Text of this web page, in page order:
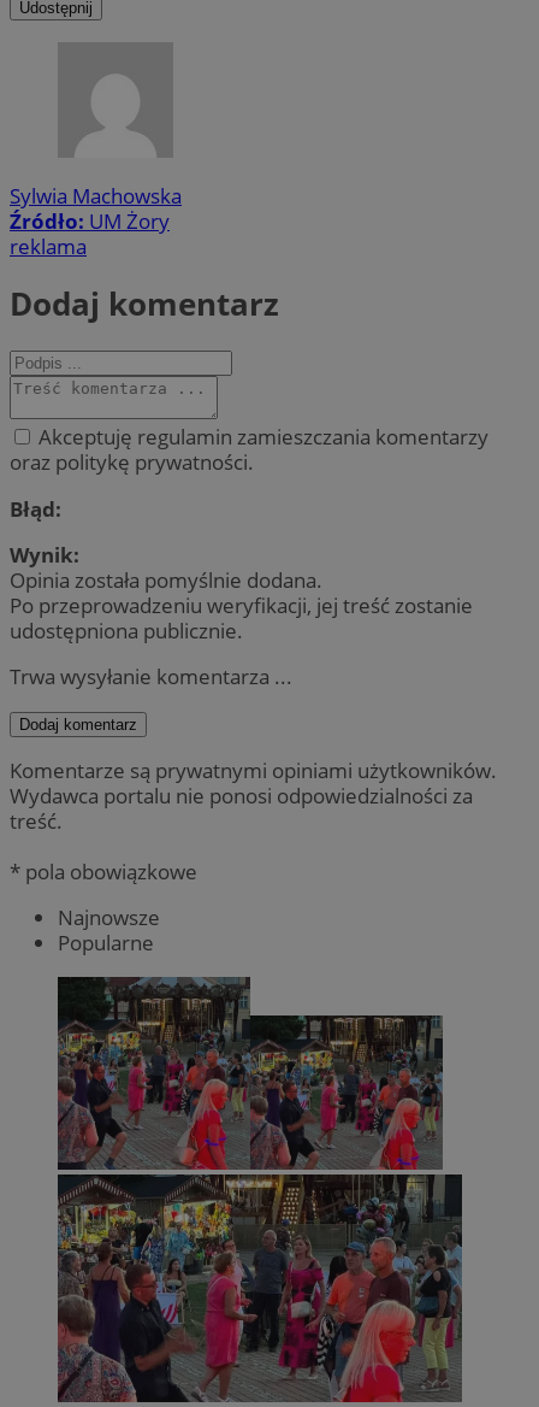
Udostępnij
Sylwia Machowska
Źródło: UM Żory
reklama
Dodaj komentarz
Akceptuję regulamin zamieszczania komentarzy
oraz politykę prywatności.
Błąd:
Wynik:
Opinia została pomyślnie dodana.
Po przeprowadzeniu weryfikacji, jej treść zostanie
udostępniona publicznie.
Trwa wysyłanie komentarza ...
Dodaj komentarz
Komentarze są prywatnymi opiniami użytkowników.
Wydawca portalu nie ponosi odpowiedzialności za
treść.
* pola obowiązkowe
Najnowsze
Popularne